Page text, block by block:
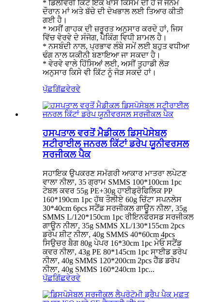
* ਡਿਲੀਵਰੀ ਕਿੱਟ ਇੱਕ ਖਾਸ ਕਿਸਮ ਦੀ ਹੈ ਜੋ ਜਨਮ
ਦੌਰਾਨ ਮਾਂ ਅਤੇ ਬੱਚੇ ਦੀ ਦੇਖਭਾਲ ਲਈ ਤਿਆਰ ਕੀਤੀ
ਗਈ ਹੈ।
* ਅਸੀਂ ਗਾਹਕ ਦੀ ਜ਼ਰੂਰਤ ਅਨੁਸਾਰ ਕਰਦੇ ਹਾਂ, ਜਿਸ
ਵਿੱਚ ਵੇਰਵੇ ਦੇ ਸੰਜੋਗ, ਪੈਕਿੰਗ ਵਿਧੀ ਸ਼ਾਮਲ ਹੈ।
* ਨਸਬੰਦੀ ਨਾਲ, ਪ੍ਰਭਾਵ ਲੰਬੇ ਸਮੇਂ ਲਈ ਬਹੁਤ ਵਧੀਆ
ਢੰਗ ਨਾਲ ਯਕੀਨੀ ਬਣਾਇਆ ਜਾ ਸਕਦਾ ਹੈ।
* ਵੇਰਵੇ ਵਾਲੇ ਹਿੱਸਿਆਂ ਲਈ, ਅਸੀਂ ਤੁਹਾਡੀ ਲੋੜ
ਅਨੁਸਾਰ ਕਿਸੇ ਵੀ ਕਿੱਟ ਨੂੰ ਜੋੜ ਸਕਦੇ ਹਾਂ।
ਪੁੱਛਗਿੱਛਵੇਰਵੇ
ਹਸਪਤਾਲ ਵਰਤੋਂ ਮੈਡੀਕਲ ਡਿਸਪੋਸੇਬਲ
ਸਟੀਰਾਈਲ ਜਨਰਲ ਕਿੱਟਾਂ ਡਰੇਪ ਯੂਨੀਵਰਸਲ
ਸਰਜੀਕਲ ਪੈਕ
ਸਹਾਇਕ ਉਪਕਰਣ ਸਮੱਗਰੀ ਆਕਾਰ ਮਾਤਰਾ ਲਪੇਟਣ
ਵਾਲਾ ਨੀਲਾ, 35 ਗ੍ਰਾਮ SMMS 100*100cm 1pc
ਟੇਬਲ ਕਵਰ 55g PE+30g ਹਾਈਡ੍ਰੋਫਿਲਿਕ PP
160*190cm 1pc ਹੱਥ ਤੌਲੀਏ 60g ਚਿੱਟਾ ਸਪਨਲੇਸ
30*40cm 6pcs ਸਟੈਂਡ ਸਰਜੀਕਲ ਗਾਊਨ ਨੀਲਾ, 35g
SMMS L/120*150cm 1pc ਰੀਇਨਫੋਰਸਡ ਸਰਜੀਕਲ
ਗਾਊਨ ਨੀਲਾ, 35g SMMS XL/130*155cm 2pcs
ਡਰੇਪ ਸ਼ੀਟ ਨੀਲਾ, 40g SMMS 40*60cm 4pcs
ਸਿਉਚਰ ਬੈਗ 80g ਪੇਪਰ 16*30cm 1pc ਮੇਓ ਸਟੈਂਡ
ਕਵਰ ਨੀਲਾ, 43g PE 80*145cm 1pc ਸਾਈਡ ਡਰੇਪ
ਨੀਲਾ, 40g SMMS 120*200cm 2pcs ਹੈੱਡ ਡਰੇਪ
ਨੀਲਾ, 40g SMMS 160*240cm 1pc...
ਪੁੱਛਗਿੱਛਵੇਰਵੇ